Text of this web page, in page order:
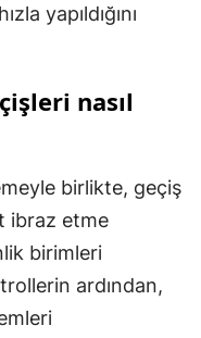
yapıldığını
nasıl
birlikte, geçiş
ibraz etme
birimleri
ardından,